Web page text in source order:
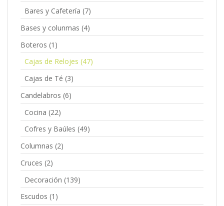
Bares y Cafetería (7)
Bases y colunmas (4)
Boteros (1)
Cajas de Relojes (47)
Cajas de Té (3)
Candelabros (6)
Cocina (22)
Cofres y Baúles (49)
Columnas (2)
Cruces (2)
Decoración (139)
Escudos (1)